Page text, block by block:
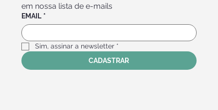
em nossa lista de e-mails
EMAIL *
Sim, assinar a newsletter *
CADASTRAR